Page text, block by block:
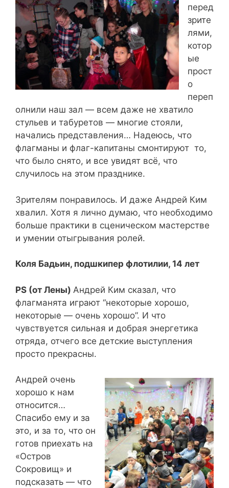
перед
зрите
лями,
котор
ые
прост
о
переп
олнили наш зал — всем даже не хватило
стульев и табуретов — многие стояли,
начались представления… Надеюсь, что
флагманы и флаг-капитаны смонтируют то,
что было снято, и все увидят всё, что
случилось на этом празднике.
Зрителям понравилось. И даже Андрей Ким
хвалил. Хотя я лично думаю, что необходимо
больше практики в сценическом мастерстве
и умении отыгрывания ролей.
Коля Бадьин, подшкипер флотилии, 14 лет
PS (от Лены) Андрей Ким сказал, что
флагманята играют “некоторые хорошо,
некоторые — очень хорошо”. И что
чувствуется сильная и добрая энергетика
отряда, отчего все детские выступления
просто прекрасны.
Андрей очень
хорошо к нам
относится…
Спасибо ему и за
это, и за то, что он
готов приехать на
«Остров
Сокровищ» и
подсказать — что